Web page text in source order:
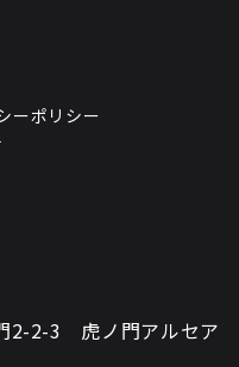
ーポリシー
2-2-3 虎ノ門アルセア